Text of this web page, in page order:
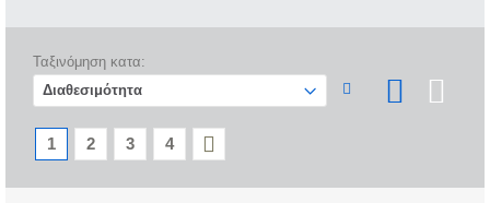
Ταξινόμηση κατα:
1 2 3 4